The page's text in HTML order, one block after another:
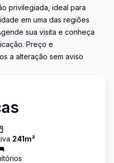
privilegiada, ideal para
em uma das regiões
sua visita e conheça
Preço e
a alteração sem aviso
241m²
s